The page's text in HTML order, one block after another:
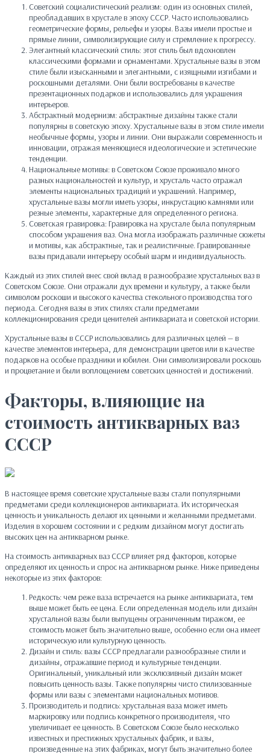
Советский социалистический реализм: один из основных стилей,
преобладавших в хрустале в эпоху СССР. Часто использовались
геометрические формы, рельефы и узоры. Вазы имели простые и
прямые линии, символизирующие силу и стремление к прогрессу.
Элегантный классический стиль: этот стиль был вдохновлен
классическими формами и орнаментами. Хрустальные вазы в этом
стиле были изысканными и элегантными, с изящными изгибами и
роскошными деталями. Они были востребованы в качестве
презентационных подарков и использовались для украшения
интерьеров.
Абстрактный модернизм: абстрактные дизайны также стали
популярны в советскую эпоху. Хрустальные вазы в этом стиле имели
необычные формы, узоры и линии. Они выражали современность и
инновации, отражая меняющиеся идеологические и эстетические
тенденции.
Национальные мотивы: в Советском Союзе проживало много
разных национальностей и культур, и хрусталь часто отражал
элементы национальных традиций и украшений. Например,
хрустальные вазы могли иметь узоры, инкрустацию камнями или
резные элементы, характерные для определенного региона.
Советская гравировка: Гравировка на хрустале была популярным
способом украшения ваз. Она могла изображать различные сюжеты
и мотивы, как абстрактные, так и реалистичные. Гравированные
вазы придавали интерьеру особый шарм и индивидуальность.
Каждый из этих стилей внес свой вклад в разнообразие хрустальных ваз в
Советском Союзе. Они отражали дух времени и культуру, а также были
символом роскоши и высокого качества стекольного производства того
периода. Сегодня вазы в этих стилях стали предметами
коллекционирования среди ценителей антиквариата и советской истории.
Хрустальные вазы в СССР использовались для различных целей — в
качестве элементов интерьера, для демонстрации цветов или в качестве
подарков на особые праздники и юбилеи. Они символизировали роскошь
и процветание и были воплощением советских ценностей и достижений.
Факторы, влияющие на
стоимость антикварных ваз
СССР
В настоящее время советские хрустальные вазы стали популярными
предметами среди коллекционеров антиквариата. Их историческая
ценность и уникальность делают их ценными и желанными предметами.
Изделия в хорошем состоянии и с редким дизайном могут достигать
высоких цен на антикварном рынке.
На стоимость антикварных ваз СССР влияет ряд факторов, которые
определяют их ценность и спрос на антикварном рынке. Ниже приведены
некоторые из этих факторов:
Редкость: чем реже ваза встречается на рынке антиквариата, тем
выше может быть ее цена. Если определенная модель или дизайн
хрустальной вазы были выпущены ограниченным тиражом, ее
стоимость может быть значительно выше, особенно если она имеет
историческую или культурную ценность.
Дизайн и стиль: вазы СССР предлагали разнообразные стили и
дизайны, отражавшие период и культурные тенденции.
Оригинальный, уникальный или эксклюзивный дизайн может
повысить ценность вазы. Также популярны чисто стилизованные
формы или вазы с элементами национальных мотивов.
Производитель и подпись: хрустальная ваза может иметь
маркировку или подпись конкретного производителя, что
увеличивает ее ценность. В Советском Союзе было несколько
известных и престижных хрустальных фабрик, и вазы,
произведенные на этих фабриках, могут быть значительно более